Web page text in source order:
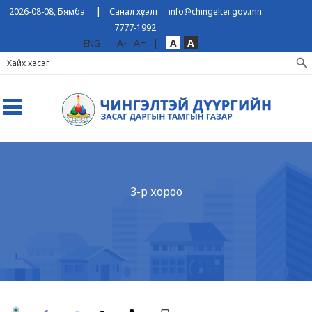
2026-08-08, Бямба | Санал хүсэлт
info@chingeltei.gov.mn
7777-1992
ENG
A- A+ | A A
3-р хороо